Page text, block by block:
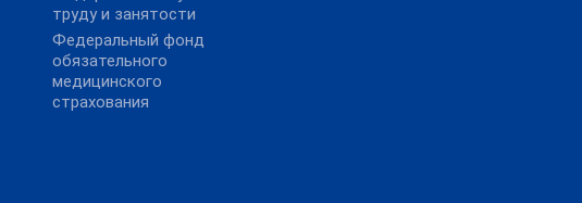
труду и занятости
Федеральный фонд
обязательного
медицинского
страхования